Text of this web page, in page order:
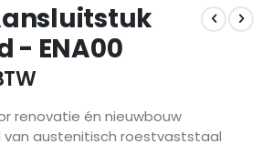
- ENA00
renovatie én nieuwbouw
van austenitisch roestvaststaal